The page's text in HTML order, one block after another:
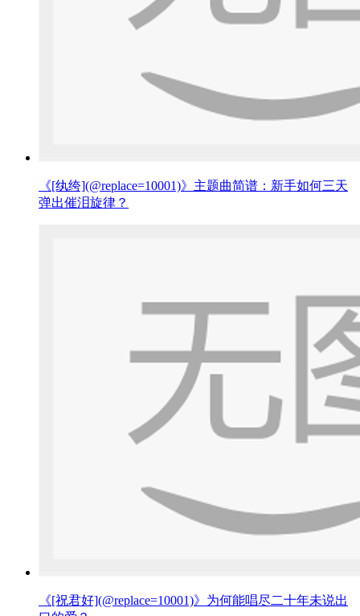
《[纨绔](@replace=10001)》主题曲简谱：新手如何三天
弹出催泪旋律？
《[祝君好](@replace=10001)》为何能唱尽二十年未说出